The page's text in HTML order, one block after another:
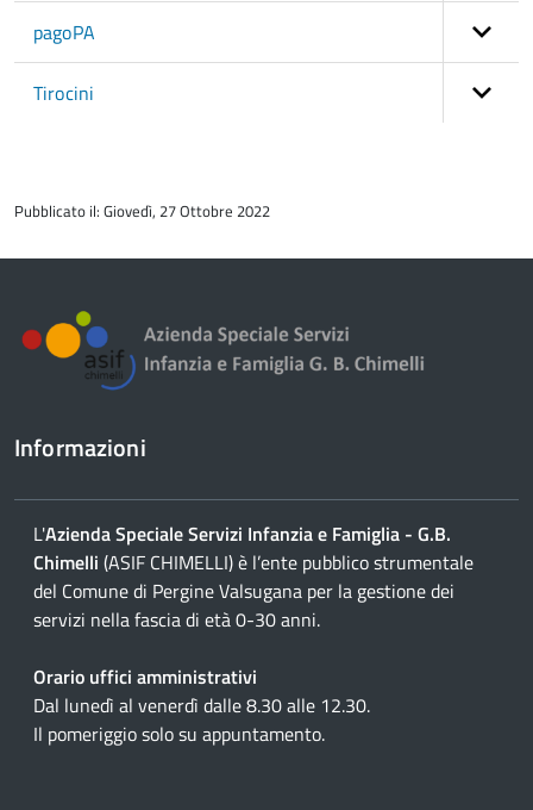
pagoPA
Tirocini
del
Pubblicato il: Giovedì, 27 Ottobre 2022
Informazioni
L'Azienda Speciale Servizi Infanzia e Famiglia - G.B.
Chimelli (ASIF CHIMELLI) è l’ente pubblico strumentale
del Comune di Pergine Valsugana per la gestione dei
servizi nella fascia di età 0-30 anni.
Orario uffici amministrativi
Dal lunedì al venerdì dalle 8.30 alle 12.30.
Il pomeriggio solo su appuntamento.